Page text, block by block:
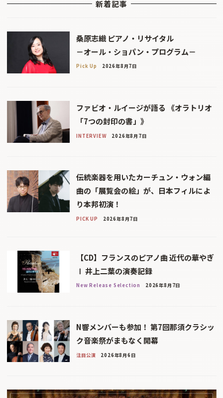
新着記事
桑原志織 ピアノ・リサイタル
－オール・ショパン・プログラム－
Pick Up 2026年8月7日
ファビオ・ルイージが語る 《オラトリオ
「7つの封印の書」》
INTERVIEW 2026年8月7日
伝統楽器を用いたカーチュン・ウォン編
曲の「展覧会の絵」が、日本フィルによ
り本邦初演！
PICK UP 2026年8月7日
【CD】フランスのピアノ曲 近代の華やぎ
Ⅰ 井上二葉の演奏記録
New Release Selection 2026年8月7日
N響メンバーも参加！ 第7回那須クラシッ
ク音楽祭がまもなく開幕
注目公演 2026年8月6日